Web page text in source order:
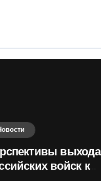
выхода
войск к